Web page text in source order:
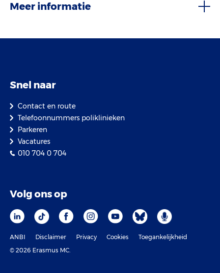
Meer informatie
Snel naar
Contact en route
Telefoonnummers poliklinieken
Parkeren
Vacatures
010 704 0 704
Volg ons op
ANBI Disclaimer Privacy Cookies
Toegankelijkheid
© 2026 Erasmus MC.